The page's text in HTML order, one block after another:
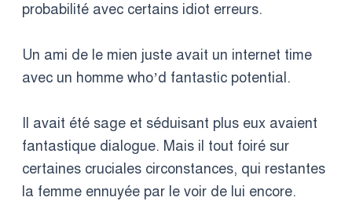
probabilité avec certains idiot erreurs.
Un ami de le mien juste avait un internet time
avec un homme who’d fantastic potential.
Il avait été sage et séduisant plus eux avaient
fantastique dialogue. Mais il tout foiré sur
certaines cruciales circonstances, qui restantes
la femme ennuyée par le voir de lui encore.